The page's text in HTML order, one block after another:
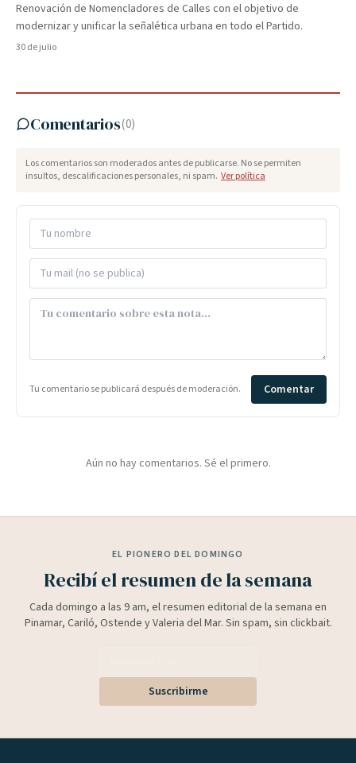
Renovación de Nomencladores de Calles con el objetivo de
modernizar y unificar la señalética urbana en todo el Partido.
30 de julio
Comentarios(0)
Los comentarios son moderados antes de publicarse. No se permiten
insultos, descalificaciones personales, ni spam. Ver política
Tu comentario se publicará después de moderación. Comentar
Aún no hay comentarios. Sé el primero.
EL PIONERO DEL DOMINGO
Recibí el resumen de la semana
Cada domingo a las 9 am, el resumen editorial de la semana en
Pinamar, Cariló, Ostende y Valeria del Mar. Sin spam, sin clickbait.
Suscribirme